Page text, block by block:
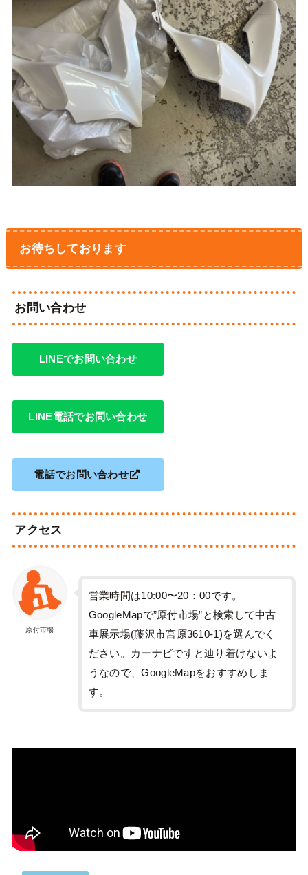
お待ちしております
お問い合わせ
LINEでお問い合わせ
LINE電話でお問い合わせ
電話でお問い合わせ
アクセス
原付市場
営業時間は10:00〜20：00です。
GoogleMapで”原付市場”と検索して中古
車展示場(藤沢市宮原3610-1)を選んでく
ださい。カーナビですと辿り着けないよ
うなので、GoogleMapをおすすめしま
す。